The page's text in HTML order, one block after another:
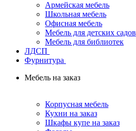
Армейская мебель
Школьная мебель
Офисная мебель
Мебель для детских садов
Мебель для библиотек
ЛДСП
Фурнитура
Мебель на заказ
Корпусная мебель
Кухни на заказ
Шкафы купе на заказ